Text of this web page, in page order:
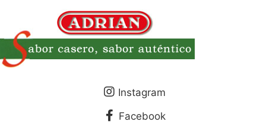
Instagram
Facebook